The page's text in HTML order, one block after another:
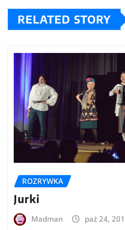
RELATED STORY
ROZRYWKA
Jurki
Madman paź 24,